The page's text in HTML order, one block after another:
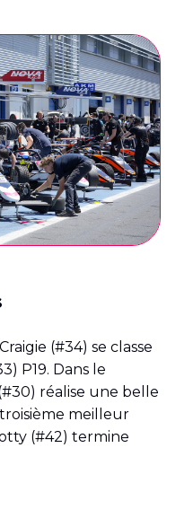
(#34) se classe
P19. Dans le
réalise une belle
meilleur
(#42) termine